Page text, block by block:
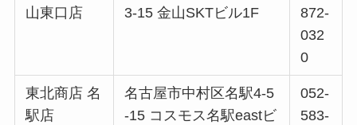
山東口店
3-15 金山SKTビル1F
872-
032
0
東北商店 名
駅店
名古屋市中村区名駅4-5
-15 コスモス名駅eastビ
052-
583-